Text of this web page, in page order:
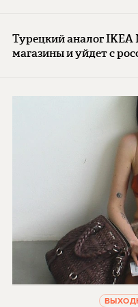
Турецкий аналог IKEA
магазины и уйдет с